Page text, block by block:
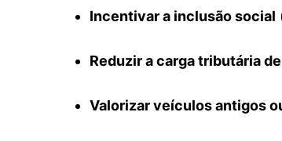
Incentivar a inclusão social
Reduzir a carga tributária
Valorizar veículos antigos